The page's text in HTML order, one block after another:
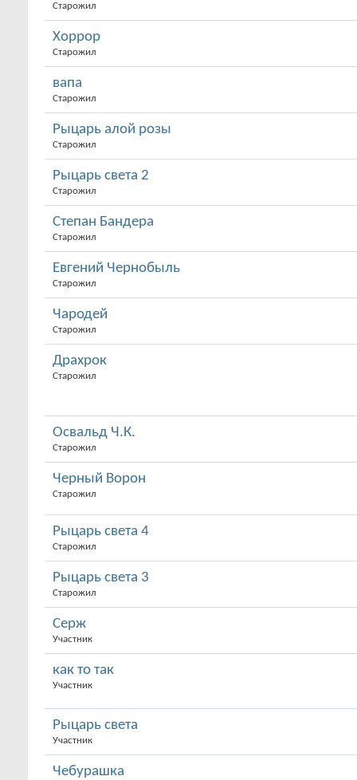
Старожил
Хоррор
Старожил
вапа
Старожил
Рыцарь алой розы
Старожил
Рыцарь света 2
Старожил
Степан Бандера
Старожил
Евгений Чернобыль
Старожил
Чародей
Старожил
Драхрок
Старожил
Освальд Ч.К.
Старожил
Черный Ворон
Старожил
Рыцарь света 4
Старожил
Рыцарь света 3
Старожил
Серж
Участник
как то так
Участник
Рыцарь света
Участник
Чебурашка